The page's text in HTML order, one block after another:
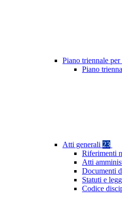
Piano triennale
Piano
Atti generali 23
Riferimenti
Atti
Documenti
Statuti e
Codice